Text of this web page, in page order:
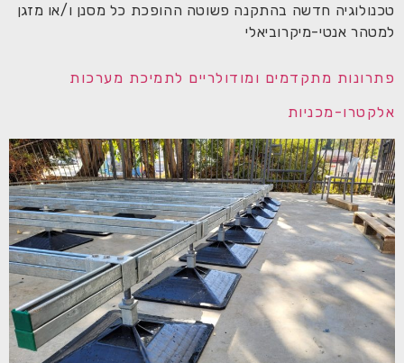
טכנולוגיה חדשה בהתקנה פשוטה ההופכת כל מסנן ו/או מזגן
למטהר אנטי-מיקרוביאלי
פתרונות מתקדמים ומודולריים לתמיכת מערכות
אלקטרו-מכניות